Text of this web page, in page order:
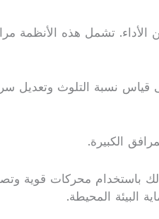
الأداء. تشمل هذه
نسبة التلوث وتعديل
الكبيرة.
باستخدام محركات قوية
البيئة المحيطة.